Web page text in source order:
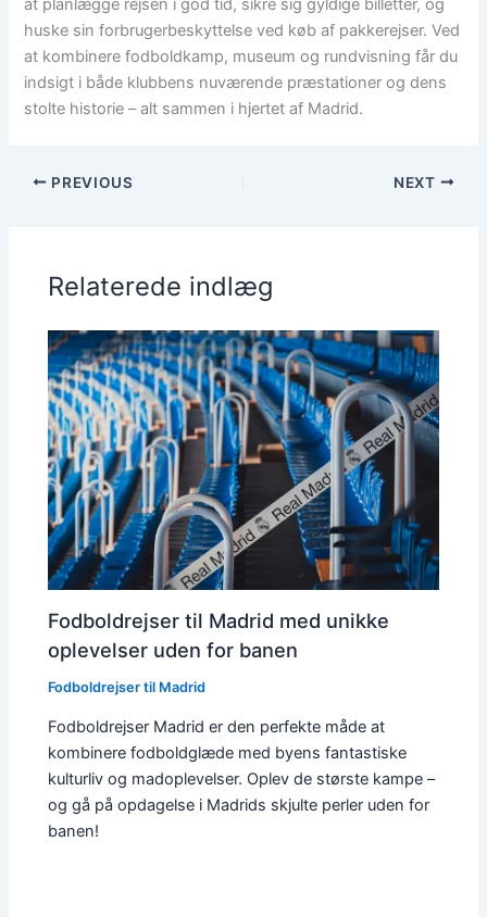
at planlægge rejsen i god tid, sikre sig gyldige billetter, og
huske sin forbrugerbeskyttelse ved køb af pakkerejser. Ved
at kombinere fodboldkamp, museum og rundvisning får du
indsigt i både klubbens nuværende præstationer og dens
stolte historie – alt sammen i hjertet af Madrid.
PREVIOUS NEXT
Relaterede indlæg
Fodboldrejser til Madrid med unikke
oplevelser uden for banen
Fodboldrejser til Madrid
Fodboldrejser Madrid er den perfekte måde at
kombinere fodboldglæde med byens fantastiske
kulturliv og madoplevelser. Oplev de største kampe –
og gå på opdagelse i Madrids skjulte perler uden for
banen!